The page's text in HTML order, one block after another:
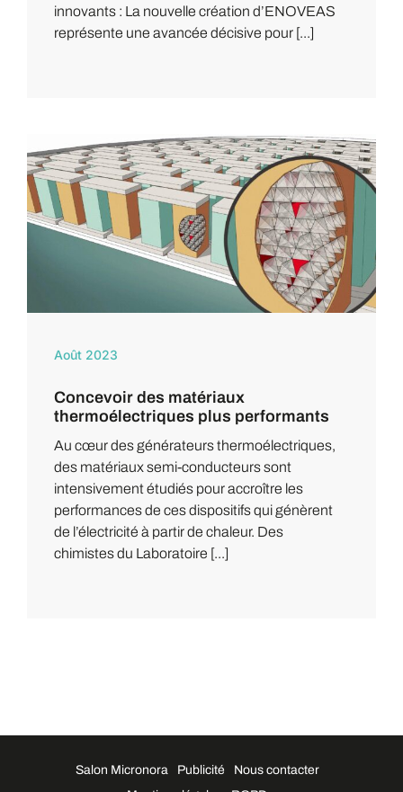
innovants : La nouvelle création d’ENOVEAS
représente une avancée décisive pour [...]
Août 2023
Concevoir des matériaux
thermoélectriques plus performants
Au cœur des générateurs thermoélectriques,
des matériaux semi-conducteurs sont
intensivement étudiés pour accroître les
performances de ces dispositifs qui génèrent
de l’électricité à partir de chaleur. Des
chimistes du Laboratoire [...]
Salon Micronora Publicité
Nous contacter